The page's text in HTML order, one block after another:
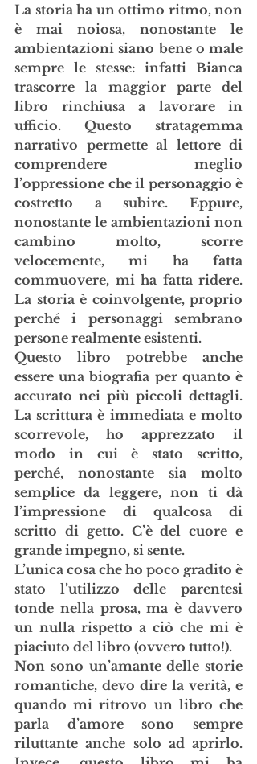
La storia ha un ottimo ritmo, non
è mai noiosa, nonostante le
ambientazioni siano bene o male
sempre le stesse: infatti Bianca
trascorre la maggior parte del
libro rinchiusa a lavorare in
ufficio. Questo stratagemma
narrativo permette al lettore di
comprendere meglio
l’oppressione che il personaggio è
costretto a subire. Eppure,
nonostante le ambientazioni non
cambino molto, scorre
velocemente, mi ha fatta
commuovere, mi ha fatta ridere.
La storia è coinvolgente, proprio
perché i personaggi sembrano
persone realmente esistenti.
Questo libro potrebbe anche
essere una biografia per quanto è
accurato nei più piccoli dettagli.
La scrittura è immediata e molto
scorrevole, ho apprezzato il
modo in cui è stato scritto,
perché, nonostante sia molto
semplice da leggere, non ti dà
l’impressione di qualcosa di
scritto di getto. C’è del cuore e
grande impegno, si sente.
L’unica cosa che ho poco gradito è
stato l’utilizzo delle parentesi
tonde nella prosa, ma è davvero
un nulla rispetto a ciò che mi è
piaciuto del libro (ovvero tutto!).
Non sono un’amante delle storie
romantiche, devo dire la verità, e
quando mi ritrovo un libro che
parla d’amore sono sempre
riluttante anche solo ad aprirlo.